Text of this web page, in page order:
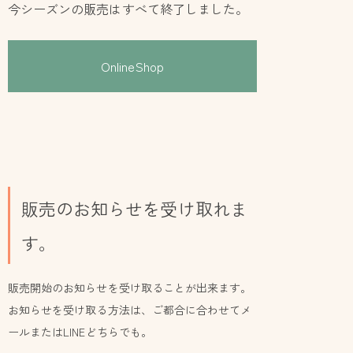
今シーズンの販売はすべて終了しました。
OnlineShop
販売のお知らせを受け取れま
す。
販売開始のお知らせを受け取ることが出来ます。
お知らせを受け取る方法は、ご都合に合わせてメ
ールまたはLINEどちらでも。